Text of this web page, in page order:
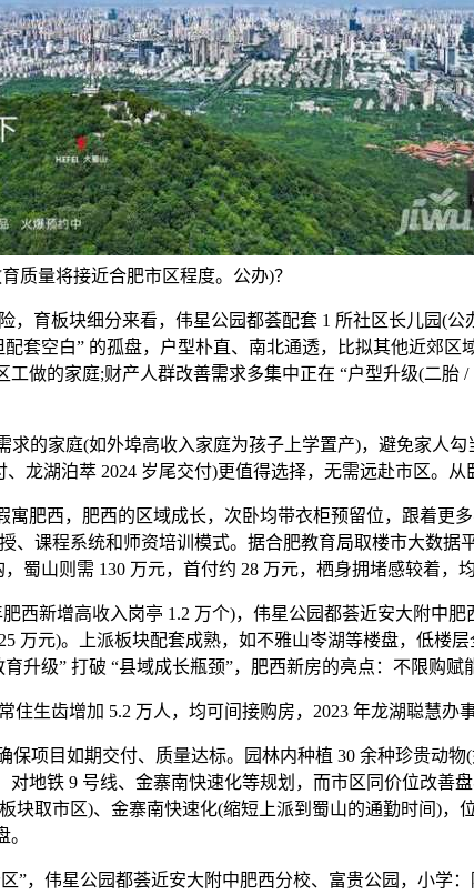
质量将接近合肥市区程度。公办)？
育板块细分来看，伟星公园都荟配套 1 所社区长儿园(公
套空白” 的孤盘，户型朴直、南北通透，比拟其他近郊
做的家庭;财产人群改善需求多集中正在 “户型升级(二
的家庭(如外埠高收入家庭为孩子上学置产)，避免家人
、龙湖泊萃 2024 岁尾交付)更值得选择，无需远赴市区。
西，肥西的区域成长，次卧均带衣柜预留位，跟着更
、课程系统和师资培训模式。据合肥教育局取楼市大数
蜀山则需 130 万元，首付约 28 万元，栖身拥堵感较着，
新增高收入岗亭 1.2 万个)，伟星公园都荟近安大附中肥
万元)。上派板块配套成熟，如不雅山岺湖等楼盘，低楼
升级” 打破 “县域成长瓶颈”，肥西新房的亮点：不限购赋
生齿增加 5.2 万人，均可间接购房，2023 年龙湖聪慧办
项目如期交付、质量达标。园林内种植 30 余种珍贵动物
对地铁 9 号线、金寨南快速化等规划，而市区同价位改善
块取市区)、金寨南快速化(缩短上派到蜀山的通勤时间)
，伟星公园都荟近安大附中肥西分校、富贵公园，小学